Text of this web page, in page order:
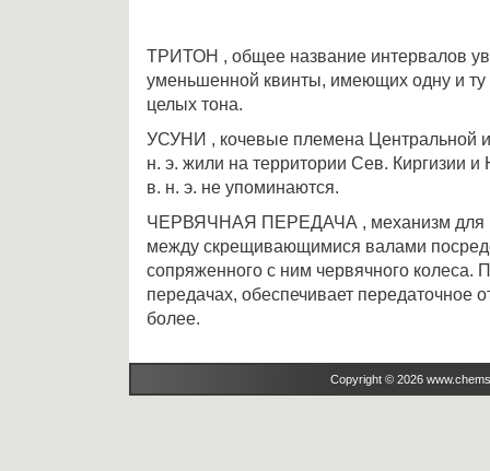
ТРИТОН , общее название интервалов
уменьшенной квинты, имеющих одну и ту
целых тона.
УСУНИ , кочевые племена Центральной
н. э. жили на территории Сев. Киргизии
в. н. э. не упоминаются.
ЧЕРВЯЧНАЯ ПЕРЕДАЧА , механизм для
между скрещивающимися валами
сопряженного с ним червячного колеса.
передачах, обеспечивает передаточное
более.
Copyright © 2026